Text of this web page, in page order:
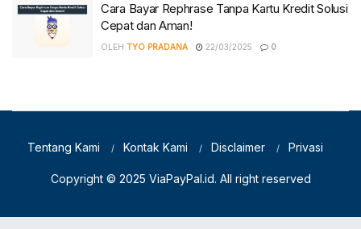
Cara Bayar Rephrase Tanpa Kartu Kredit Solusi
Cepat dan Aman!
OLEH TYO PRADANA 22/03/2025 0
Tentang Kami Kontak Kami Disclaimer Privasi
Copyright © 2025 ViaPayPal.id. All right reserved